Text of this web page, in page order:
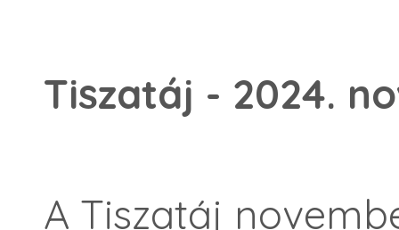
Tiszatáj - 2024.
A Tiszatáj